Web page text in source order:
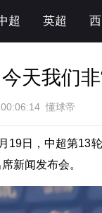
超 英超
天我们
懂球帝
19日，中超第13
新闻发布会。